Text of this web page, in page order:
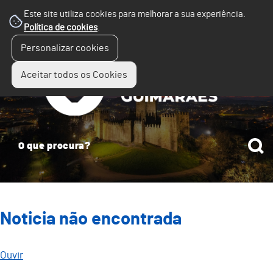
Este site utiliza cookies para melhorar a sua experiência.
Política de cookies.
Personalizar cookies
Aceitar todos os Cookies
Noticia não encontrada
Ouvir